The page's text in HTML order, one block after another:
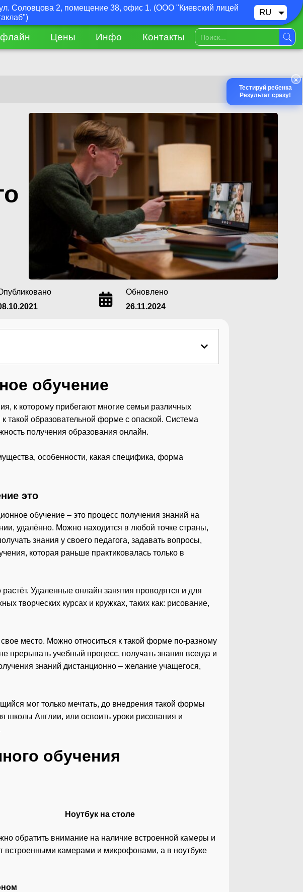
ул. Соловцова 2, помещение 38, офис 1. (ООО "Киевский лицей
RU
UA
Цены Инфо Контакты
Обновлено
26.11.2024
обучение
к которому прибегают многие семьи различных
к такой образовательной форме с опаской. Система
получения образования онлайн.
особенности, какая специфика, форма
это
обучение – это процесс получения знаний на
удалённо. Можно находится в любой точке страны,
знания у своего педагога, задавать вопросы,
которая раньше практиковалась только в
Удаленные онлайн занятия проводятся и для
творческих курсах и кружках, таких как: рисование,
место. Можно относиться к такой форме по-разному
прерывать учебный процесс, получать знания всегда и
знаний дистанционно – желание учащегося,
мог только мечтать, до внедрения такой формы
школы Англии, или освоить уроки рисования и
обучения
обратить внимание на наличие встроенной камеры и
камерами и микрофонами, а в ноутбуке
×
Тестируй ребенка
Результат сразу!